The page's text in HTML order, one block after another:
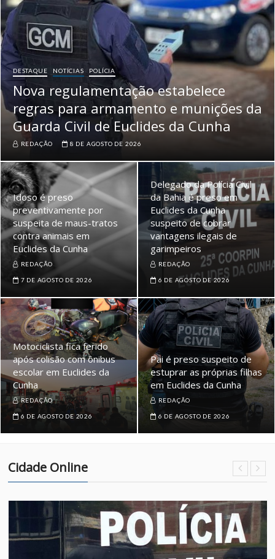
DESTAQUE NOTÍCIAS POLÍCIA
Nova regulamentação estabelece
regras para armamento e munições da
Guarda Civil de Euclides da Cunha
REDAÇÃO 8 DE AGOSTO DE 2026
Idoso é preso
preventivamente por
suspeita de maus-tratos
contra animais em
Euclides da Cunha
REDAÇÃO
7 DE AGOSTO DE 2026
Delegado da Polícia Civil
da Bahia é preso em
Euclides da Cunha
suspeito de cobrar
vantagens ilegais de
garimpeiros
REDAÇÃO
6 DE AGOSTO DE 2026
Motociclista fica ferido
após colisão com ônibus
escolar em Euclides da
Cunha
REDAÇÃO
6 DE AGOSTO DE 2026
Pai é preso suspeito de
estuprar as próprias filhas
em Euclides da Cunha
REDAÇÃO
6 DE AGOSTO DE 2026
Cidade Online